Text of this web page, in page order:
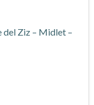
del Ziz – Midlet –